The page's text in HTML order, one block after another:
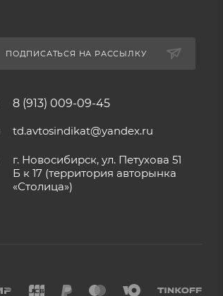
ПОДПИСАТЬСЯ НА РАССЫЛКУ
8 (913) 009-09-45
td.avtosindikat@yandex.ru
г. Новосибирск, ул. Петухова 51
Б к 17 (территория авторынка
«Столица»)